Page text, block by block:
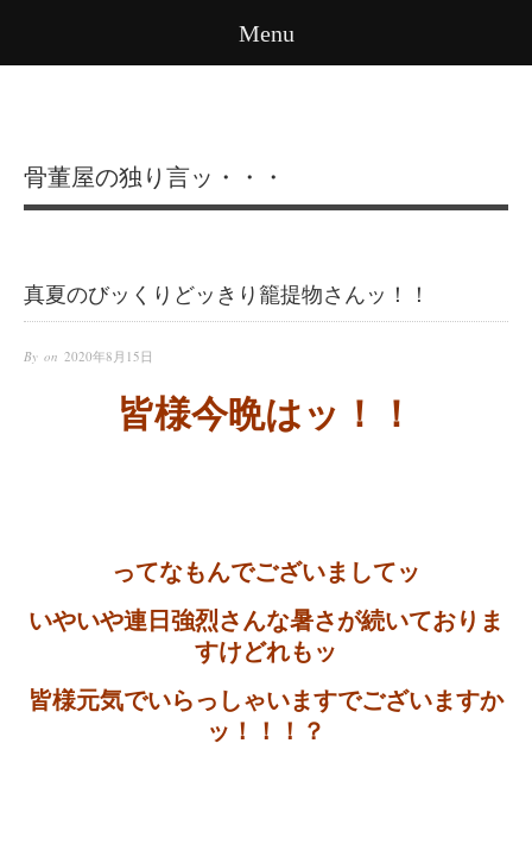
Menu
骨董屋の独り言ッ・・・
真夏のびッくりどッきり籠提物さんッ！！
By on 2020年8月15日
皆様今晩はッ！！
ってなもんでございましてッ
いやいや連日強烈さんな暑さが続いておりま
すけどれもッ
皆様元気でいらっしゃいますでございますか
ッ！！！？